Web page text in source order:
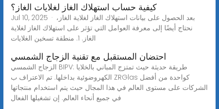
كيفية حساب استهلاك الغاز لغلايات الغاز؟
Jul 10, 2025 · بعد الحصول على بيانات استهلاك الغاز لغلاية الغاز،
نحتاج أيضًا إلى معرفة العوامل التي تؤثر على استهلاك الغاز لغلاية
الغاز. 1. منطقة تسخين الغلايات
احتضان المستقبل مع تقنية الزجاج الشمسي
الزجاج الشمسي BIPV: طريقة حديثة حيث تمتزج المباني بالخلايا
الكهروضوئية بداخلها. تم الاعتراف ب ZRGlas كواحدة من أفضل
الشركات على مستوى العالم في هذا المجال حيث يتم استخدام منتجاتها
في جميع أنحاء العالم. إن تشغيلها الفعال